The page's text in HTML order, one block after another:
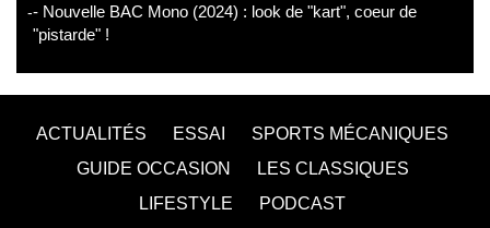
- Nouvelle BAC Mono (2024) : look de "kart", coeur de
"pistarde" !
ACTUALITÉS ESSAI
SPORTS MÉCANIQUES
GUIDE OCCASION
LES CLASSIQUES
LIFESTYLE
PODCAST